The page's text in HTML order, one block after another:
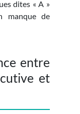
dites « A »
manque de
entre
et